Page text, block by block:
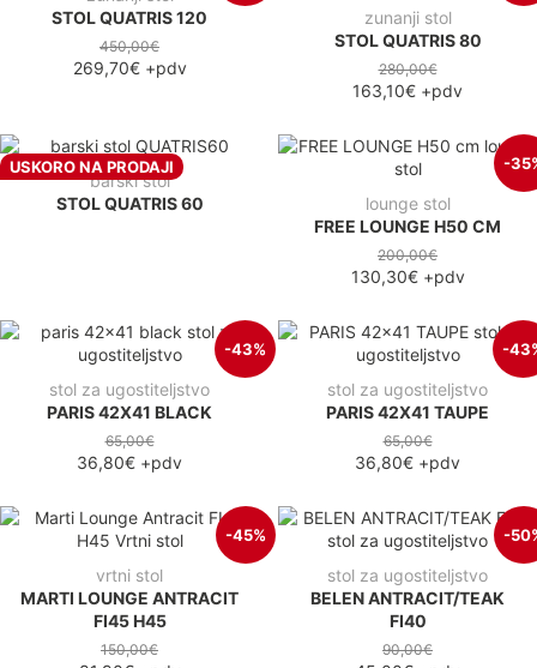
STOL QUATRIS 120
450,00€
269,70€+pdv
zunanji stol
STOL QUATRIS 80
280,00€
163,10€ +pdv
USKORO NA PRODAJI
barski stol
STOL QUATRIS 60
-
lounge stol
FREE LOUNGE H50 CM
200,00€
130,30€+pdv
-43%
stol za ugostiteljstvo
PARIS 42X41 BLACK
65,00€
36,80€ +pdv
-
stol za ugostiteljstvo
PARIS 42X41 TAUPE
65,00€
36,80€ +pdv
-45%
vrtni stol
MARTI LOUNGE ANTRACIT
FI45 H45
150,00€
-
stol za ugostiteljstvo
BELEN ANTRACIT/TEAK
FI40
90,00€